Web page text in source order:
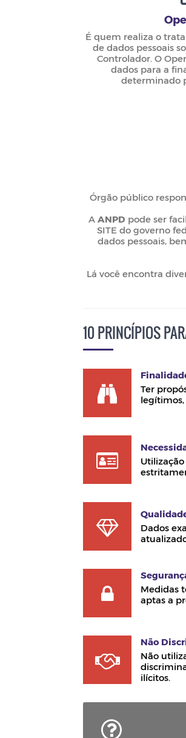
É quem realiza o
de dados pessoais
Controlador. O
dados para a
determinado
Órgão público
A ANPD pode ser
SITE do governo
dados pessoais,
Lá você encontra
10 PRINCÍPIOS
Ter
Dados
Medidas
aptas a
Não
Não
ilícitos.